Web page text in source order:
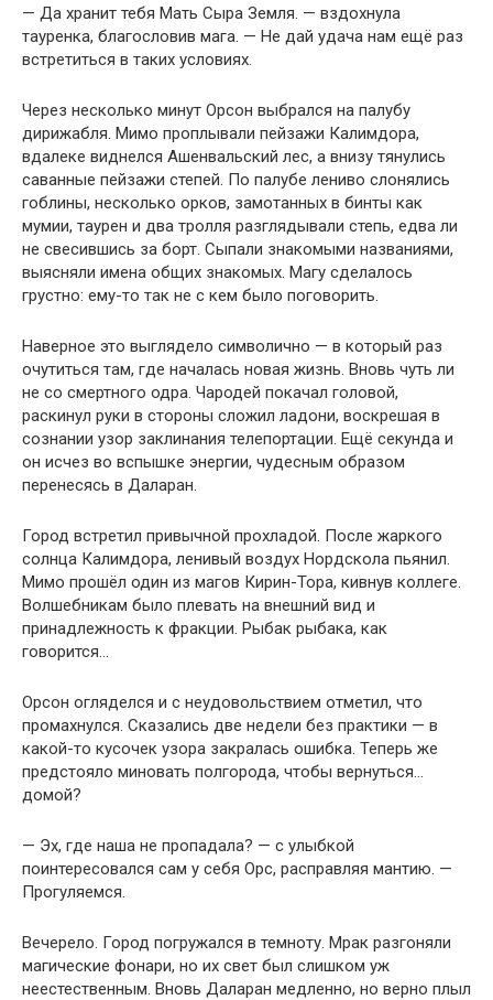
— Да хранит тебя Мать Сыра Земля. — вздохнула
тауренка, благословив мага. — Не дай удача нам ещё раз
встретиться в таких условиях.
Через несколько минут Орсон выбрался на палубу
дирижабля. Мимо проплывали пейзажи Калимдора,
вдалеке виднелся Ашенвальский лес, а внизу тянулись
саванные пейзажи степей. По палубе лениво слонялись
гоблины, несколько орков, замотанных в бинты как
мумии, таурен и два тролля разглядывали степь, едва ли
не свесившись за борт. Сыпали знакомыми названиями,
выясняли имена общих знакомых. Магу сделалось
грустно: ему-то так не с кем было поговорить.
Наверное это выглядело символично — в который раз
очутиться там, где началась новая жизнь. Вновь чуть ли
не со смертного одра. Чародей покачал головой,
раскинул руки в стороны сложил ладони, воскрешая в
сознании узор заклинания телепортации. Ещё секунда и
он исчез во вспышке энергии, чудесным образом
перенесясь в Даларан.
Город встретил привычной прохладой. После жаркого
солнца Калимдора, ленивый воздух Нордскола пьянил.
Мимо прошёл один из магов Кирин-Тора, кивнув коллеге.
Волшебникам было плевать на внешний вид и
принадлежность к фракции. Рыбак рыбака, как
говорится…
Орсон огляделся и с неудовольствием отметил, что
промахнулся. Сказались две недели без практики — в
какой-то кусочек узора закралась ошибка. Теперь же
предстояло миновать полгорода, чтобы вернуться…
домой?
— Эх, где наша не пропадала? — с улыбкой
поинтересовался сам у себя Орс, расправляя мантию. —
Прогуляемся.
Вечерело. Город погружался в темноту. Мрак разгоняли
магические фонари, но их свет был слишком уж
неестественным. Вновь Даларан медленно, но верно плыл